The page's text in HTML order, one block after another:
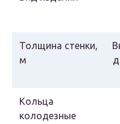
Толщина стенки,
м
Кольца
колодезные